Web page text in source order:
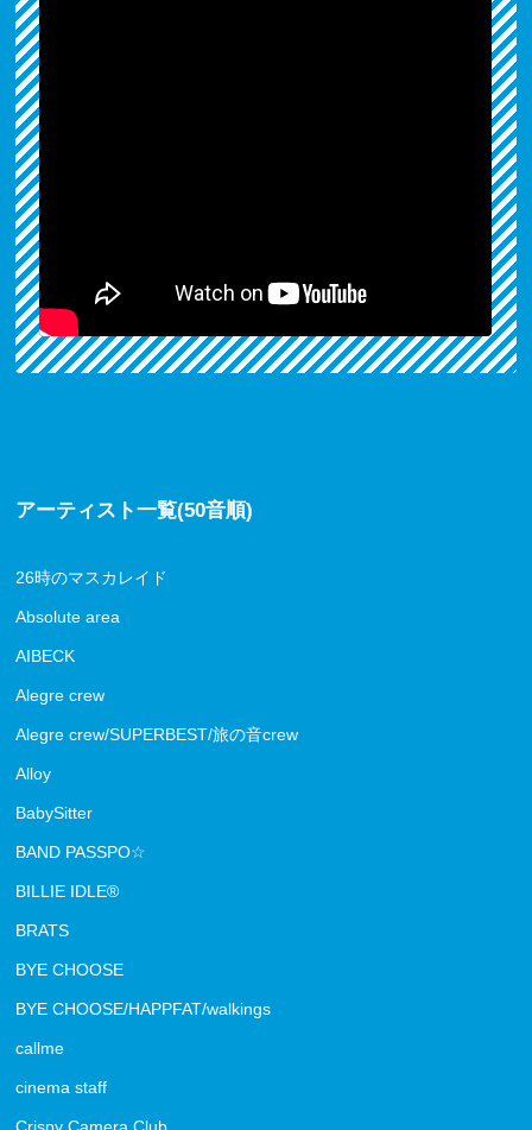
アーティスト一覧(50音順)
26時のマスカレイド
Absolute area
AIBECK
Alegre crew
Alegre crew/SUPERBEST/旅の音crew
Alloy
BabySitter
BAND PASSPO☆
BILLIE IDLE®
BRATS
BYE CHOOSE
BYE CHOOSE/HAPPFAT/walkings
callme
cinema staff